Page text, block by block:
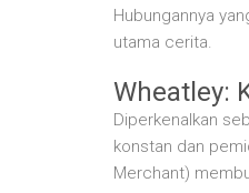
Hubungannya
utama cerita.
Wheatley:
Diperkenalkan
konstan dan
Merchant)